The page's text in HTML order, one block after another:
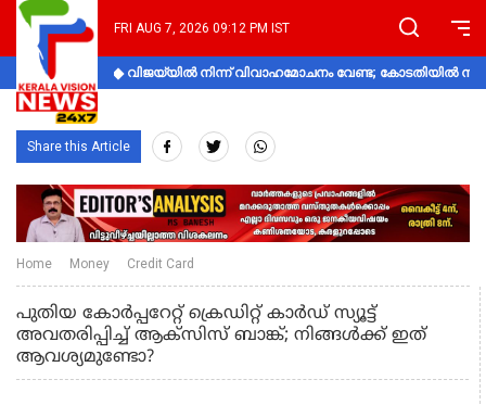
FRI AUG 7, 2026 09:12 PM IST
വിജയ്‌യിൽ നിന്ന് വിവാഹമോചനം വേണ്ട; കോടതിയിൽ
Share this Article
Home Money Credit Card
പുതിയ കോർപ്പറേറ്റ് ക്രെഡിറ്റ് കാർഡ് സ്യൂട്ട്
അവതരിപ്പിച്ച് ആക്സിസ് ബാങ്ക്; നിങ്ങൾക്ക് ഇത്
ആവശ്യമുണ്ടോ?